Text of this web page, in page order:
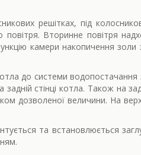
решітках, під
Вторинне повітря
камери накопичення золи
до системи водопостачання
стінці котла. Також на
дозволеної величини. На
та встановлюється